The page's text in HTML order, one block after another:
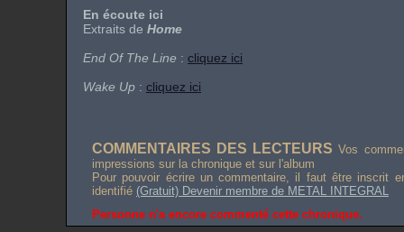
En écoute ici
Extraits de Home
End Of The Line : cliquez ici
Wake Up : cliquez ici
COMMENTAIRES DES LECTEURS Vos
impressions sur la chronique et sur l'album
Pour pouvoir écrire un commentaire, il faut être inscrit
identifié (Gratuit) Devenir membre de METAL INTEGRAL
Personne n'a encore commenté cette chronique.